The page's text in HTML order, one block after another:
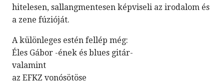
hitelesen, sallangmentesen képviseli az irodalom és
a zene fúzióját.
A különleges estén fellép még:
Éles Gábor -ének és blues gitár-
valamint
az EFKZ vonósötöse